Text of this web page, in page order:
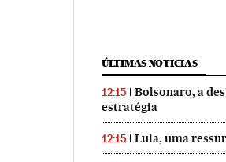
ÚLTIMAS NOTICIAS
12:15
Bolsonaro, a
estratégia
12:15 Lula, uma